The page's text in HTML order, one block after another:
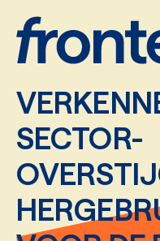
SECTOR-